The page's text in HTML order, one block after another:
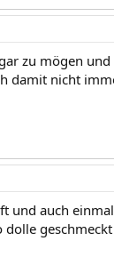
zu mögen
damit nicht
und auch